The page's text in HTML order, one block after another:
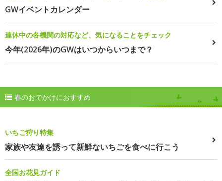
GWイベントカレンダー
連休中の各機関の対応など、気になることをチェック
今年(2026年)のGWはいつからいつまで？
春のおでかけにおすすめ
いちご狩り特集
家族や友達を誘って新鮮ないちごを食べに行こう
全国お花見ガイド